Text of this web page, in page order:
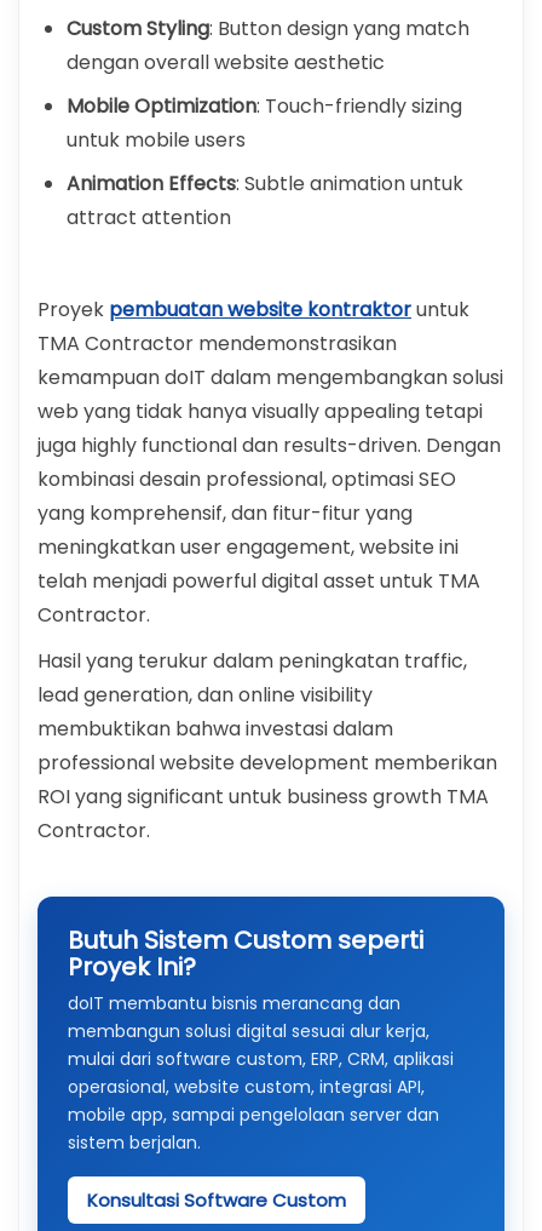
Custom Styling: Button design yang match
dengan overall website aesthetic
Mobile Optimization: Touch-friendly sizing
untuk mobile users
Animation Effects: Subtle animation untuk
attract attention
Proyek pembuatan website kontraktoruntuk
TMA Contractor mendemonstrasikan
kemampuan doIT dalam mengembangkan solusi
web yang tidak hanya visually appealing tetapi
juga highly functional dan results-driven. Dengan
kombinasi desain professional, optimasi SEO
yang komprehensif, dan fitur-fitur yang
meningkatkan user engagement, website ini
telah menjadi powerful digital asset untuk TMA
Contractor.
Hasil yang terukur dalam peningkatan traffic,
lead generation, dan online visibility
membuktikan bahwa investasi dalam
professional website development memberikan
ROI yang significant untuk business growth TMA
Contractor.
Butuh Sistem Custom seperti
Proyek Ini?
doIT membantu bisnis merancang dan
membangun solusi digital sesuai alur kerja,
mulai dari software custom, ERP, CRM, aplikasi
operasional, website custom, integrasi API,
mobile app, sampai pengelolaan server dan
sistem berjalan.
Konsultasi Software Custom